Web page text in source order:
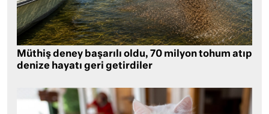
Müthiş deney başarılı oldu, 70 milyon tohum atıp
denize hayatı geri getirdiler